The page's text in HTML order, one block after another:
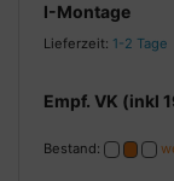
I-Montage
Lieferzeit: 1-2 Tage
Empf. VK (inkl
Bestand: